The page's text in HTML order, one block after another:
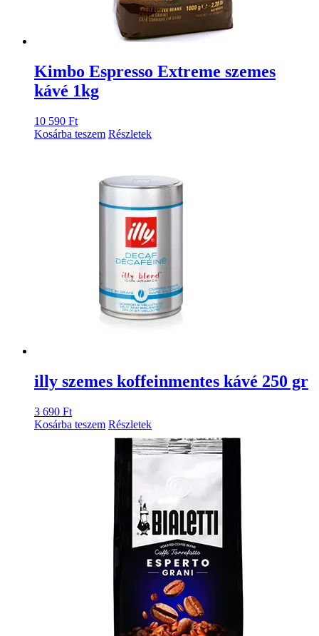
Kimbo Espresso Extreme szemes
kávé 1kg
10 590 Ft
Kosárba teszem Részletek
illy szemes koffeinmentes kávé 250 gr
3 690 Ft
Kosárba teszem Részletek